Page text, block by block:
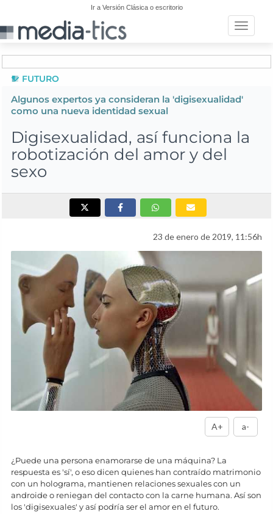
Ir a Versión Clásica o escritorio
Toggle
FUTURO
Algunos expertos ya consideran la 'digisexualidad'
como una nueva identidad sexual
Digisexualidad, así funciona la
robotización del amor y del
sexo
23 de enero de 2019, 11:56h
A+ a-
¿Puede una persona enamorarse de una máquina? La
respuesta es 'sí', o eso dicen quienes han contraído matrimonio
con un holograma, mantienen relaciones sexuales con un
androide o reniegan del contacto con la carne humana. Así son
los 'digisexuales' y así podría ser el amor en el futuro.